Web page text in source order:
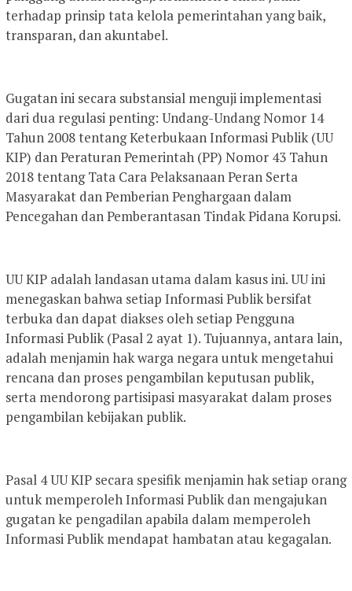
terhadap prinsip tata kelola pemerintahan yang baik,
transparan, dan akuntabel.
Gugatan ini secara substansial menguji implementasi
dari dua regulasi penting: Undang-Undang Nomor 14
Tahun 2008 tentang Keterbukaan Informasi Publik (UU
KIP) dan Peraturan Pemerintah (PP) Nomor 43 Tahun
2018 tentang Tata Cara Pelaksanaan Peran Serta
Masyarakat dan Pemberian Penghargaan dalam
Pencegahan dan Pemberantasan Tindak Pidana Korupsi.
UU KIP adalah landasan utama dalam kasus ini. UU ini
menegaskan bahwa setiap Informasi Publik bersifat
terbuka dan dapat diakses oleh setiap Pengguna
Informasi Publik (Pasal 2 ayat 1). Tujuannya, antara lain,
adalah menjamin hak warga negara untuk mengetahui
rencana dan proses pengambilan keputusan publik,
serta mendorong partisipasi masyarakat dalam proses
pengambilan kebijakan publik.
Pasal 4 UU KIP secara spesifik menjamin hak setiap orang
untuk memperoleh Informasi Publik dan mengajukan
gugatan ke pengadilan apabila dalam memperoleh
Informasi Publik mendapat hambatan atau kegagalan.